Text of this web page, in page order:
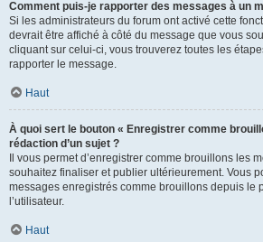
Comment puis-je rapporter des messages à un
Si les administrateurs du forum ont activé cette
devrait être affiché à côté du message que vous
cliquant sur celui-ci, vous trouverez toutes les
rapporter le message.
Haut
À quoi sert le bouton « Enregistrer comme
rédaction d’un sujet ?
Il vous permet d’enregistrer comme brouillons les
souhaitez finaliser et publier ultérieurement. Vous
messages enregistrés comme brouillons depuis le
l’utilisateur.
Haut